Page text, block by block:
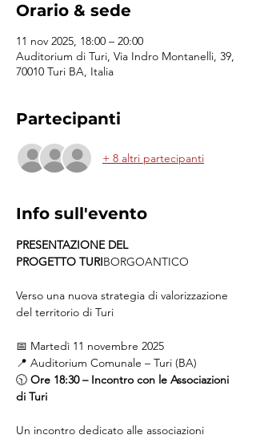
Orario & sede
11 nov 2025, 18:00 – 20:00
Auditorium di Turi, Via Indro Montanelli, 39,
70010 Turi BA, Italia
Partecipanti
+ 8 altri partecipanti
Info sull'evento
PRESENTAZIONE DEL
PROGETTO TURIBORGOANTICO
Verso una nuova strategia di valorizzazione
del territorio di Turi
📅 Martedì 11 novembre 2025
📍 Auditorium Comunale – Turi (BA)
🕥 Ore 18:30 – Incontro con le Associazioni
di Turi
Un incontro dedicato alle associazioni